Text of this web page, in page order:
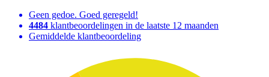
Geen gedoe. Goed geregeld!
4484 klantbeoordelingen in de laatste 12 maanden
Gemiddelde klantbeoordeling